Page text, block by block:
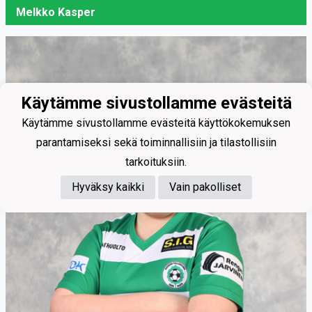
Melkko Kasper
Käytämme sivustollamme evästeitä
Käytämme sivustollamme evästeitä käyttökokemuksen
parantamiseksi sekä toiminnallisiin ja tilastollisiin
tarkoituksiin.
Hyväksy kaikki
Vain pakolliset